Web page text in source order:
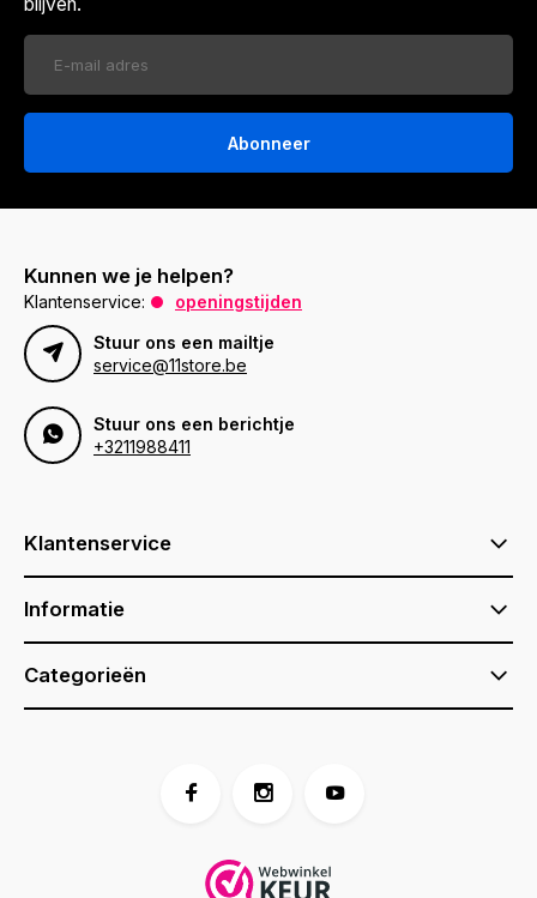
Abonneer
Kunnen we je helpen?
Klantenservice:
openingstijden
Stuur ons een mailtje
service@11store.be
Stuur ons een berichtje
+3211988411
Klantenservice
Informatie
Categorieën